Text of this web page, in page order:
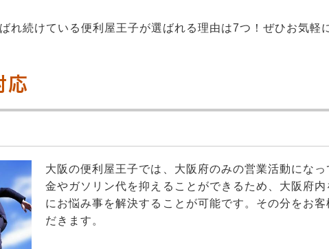
れ続けている便利屋王子が選ばれる理由は7つ！ぜひお気軽
応
大阪の便利屋王子では、大阪府のみの営業活動にな
金やガソリン代を抑えることができるため、大阪府
にお悩み事を解決することが可能です。その分をお
だきます。